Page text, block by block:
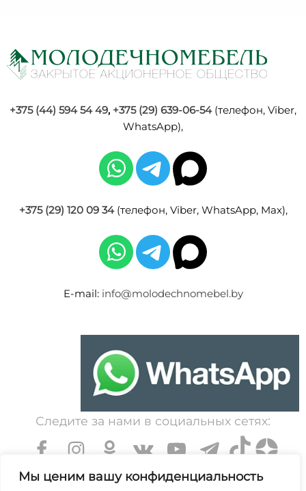
Мы ценим вашу конфиденциальность
+375 (44) 594 54 49, +375 (29) 639-06-54(телефон, Viber,
WhatsApp),
+375 (29) 120 09 34(телефон, Viber, WhatsApp, Max),
E-mail: info@molodechnomebel.by
Следите за нами в социальных сетях: